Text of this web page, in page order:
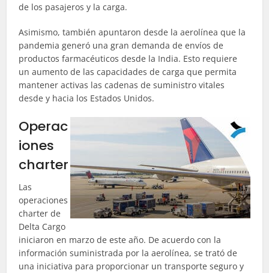
de los pasajeros y la carga.
Asimismo, también apuntaron desde la aerolínea que la
pandemia generó una gran demanda de envíos de
productos farmacéuticos desde la India. Esto requiere
un aumento de las capacidades de carga que permita
mantener activas las cadenas de suministro vitales
desde y hacia los Estados Unidos.
Operac
iones
charter
Las
operaciones
charter de
Delta Cargo
iniciaron en marzo de este año. De acuerdo con la
información suministrada por la aerolínea, se trató de
una iniciativa para proporcionar un transporte seguro y